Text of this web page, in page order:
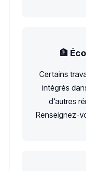
🏦
Certains
intégrés
d'autres
Renseignez-